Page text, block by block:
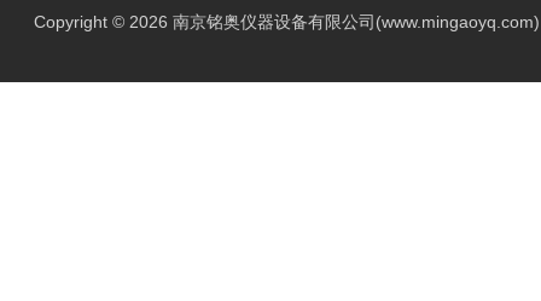
Copyright © 2026 南京铭奥仪器设备有限公司